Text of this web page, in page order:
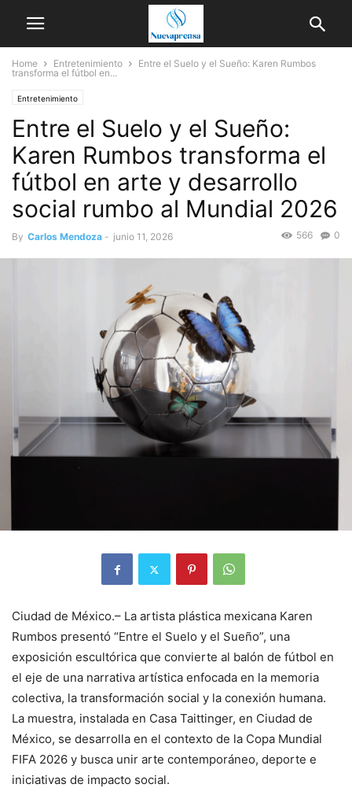
Home Entretenimiento
Entre el Suelo y el Sueño: Karen Rumbos
transforma el fútbol en...
Entretenimiento
Entre el Suelo y el Sueño:
Karen Rumbos transforma el
fútbol en arte y desarrollo
social rumbo al Mundial 2026
By Carlos Mendoza - junio 11, 2026 0
566
Ciudad de México.– La artista plástica mexicana Karen
Rumbos presentó “Entre el Suelo y el Sueño”, una
exposición escultórica que convierte al balón de fútbol en
el eje de una narrativa artística enfocada en la memoria
colectiva, la transformación social y la conexión humana.
La muestra, instalada en Casa Taittinger, en Ciudad de
México, se desarrolla en el contexto de la Copa Mundial
FIFA 2026 y busca unir arte contemporáneo, deporte e
iniciativas de impacto social.